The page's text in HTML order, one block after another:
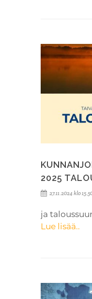
2025
27.11.2024 klo
ja
Lue lisää..